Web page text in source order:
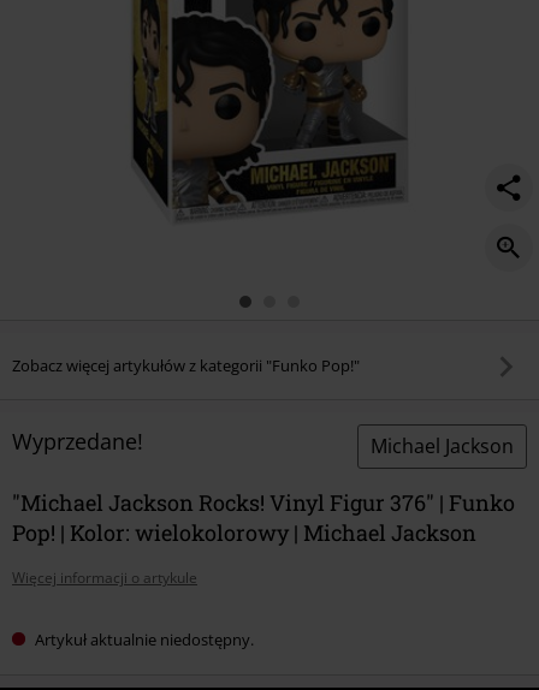
Zobacz więcej artykułów z kategorii "Funko Pop!"
Wyprzedane! Michael Jackson
"Michael Jackson Rocks! Vinyl Figur 376" | Funko
Pop! | Kolor: wielokolorowy | Michael Jackson
Więcej informacji o artykule
Artykuł aktualnie niedostępny.